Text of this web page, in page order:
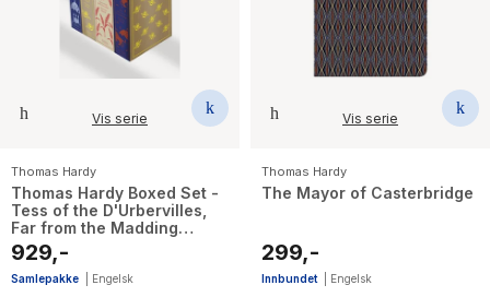
Vis serie
Thomas Hardy
Thomas Hardy Boxed Set -
Tess of the D'Urbervilles,
Far from the Madding
Crowd, The Mayor of
Casterbridge, Jude
929,-
Samlepakke Engelsk
Vis serie
Thomas Hardy
The Mayor of Casterbridge
299,-
Innbundet Engelsk